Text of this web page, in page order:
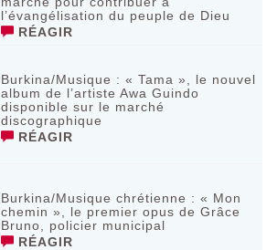
l’évangélisation du peuple de Dieu
RÉAGIR
Burkina/Musique : « Tama », le nouvel
album de l’artiste Awa Guindo
disponible sur le marché
discographique
RÉAGIR
Burkina/Musique chrétienne : « Mon
chemin », le premier opus de Grâce
Bruno, policier municipal
RÉAGIR